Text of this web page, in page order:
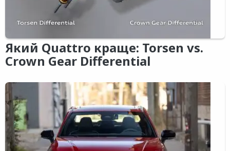
Який Quattro краще: Torsen vs.
Crown Gear Differential